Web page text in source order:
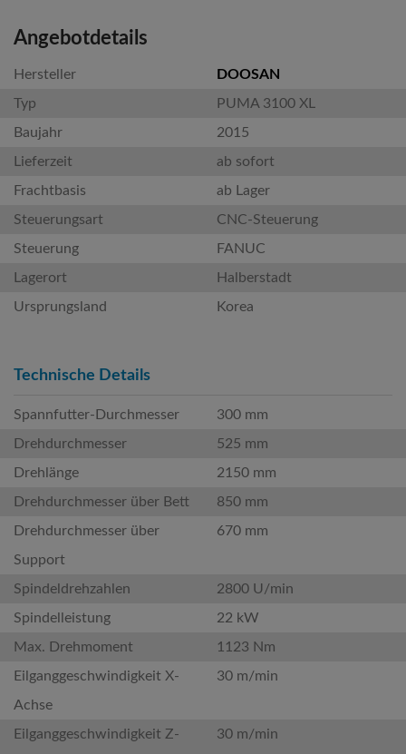
Angebotdetails
Hersteller
DOOSAN
Typ
PUMA 3100 XL
Baujahr
2015
Lieferzeit
ab sofort
Frachtbasis
ab Lager
Steuerungsart
CNC-Steuerung
Steuerung
FANUC
Lagerort
Halberstadt
Ursprungsland
Korea
Technische Details
Spannfutter-Durchmesser
300 mm
Drehdurchmesser
525 mm
Drehlänge
2150 mm
Drehdurchmesser über Bett
850 mm
Drehdurchmesser über
Support
670 mm
Spindeldrehzahlen
2800 U/min
Spindelleistung
22 kW
Max. Drehmoment
1123 Nm
Eilganggeschwindigkeit X-
Achse
30 m/min
Eilganggeschwindigkeit Z-
30 m/min